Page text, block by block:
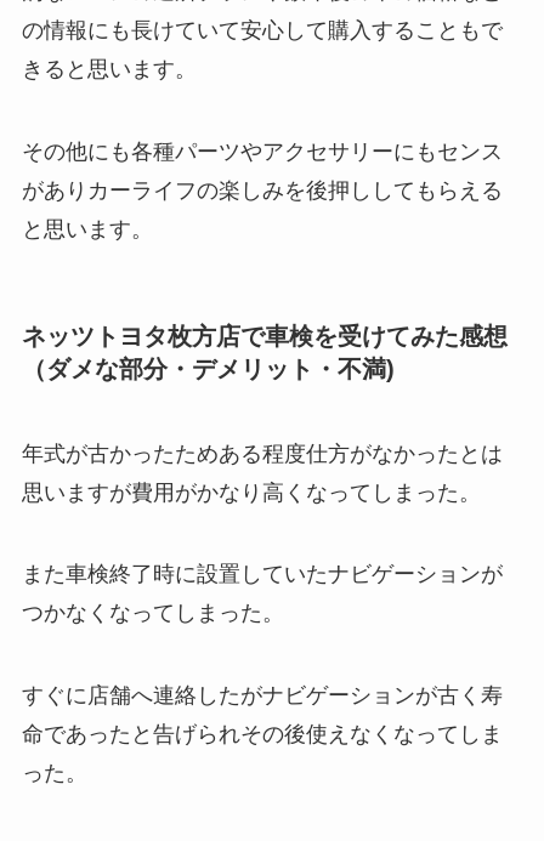
の情報にも長けていて安心して購入することもで
きると思います。
その他にも各種パーツやアクセサリーにもセンス
がありカーライフの楽しみを後押ししてもらえる
と思います。
ネッツトヨタ枚方店で車検を受けてみた感想
（ダメな部分・デメリット・不満)
年式が古かったためある程度仕方がなかったとは
思いますが費用がかなり高くなってしまった。
また車検終了時に設置していたナビゲーションが
つかなくなってしまった。
すぐに店舗へ連絡したがナビゲーションが古く寿
命であったと告げられその後使えなくなってしま
った。